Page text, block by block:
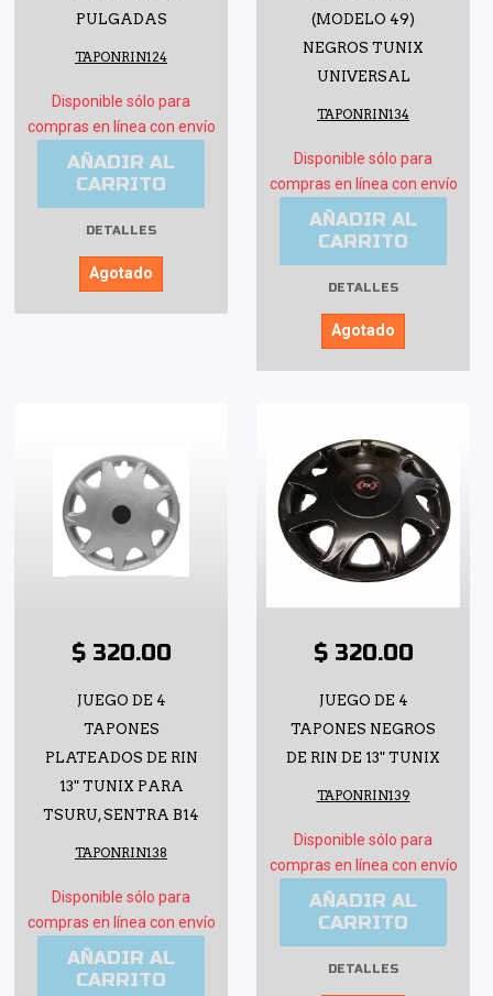
PULGADAS
TAPONRIN124
Disponible sólo para
compras en línea con envío
AÑADIR AL
CARRITO
DETALLES
Agotado
(MODELO 49)
NEGROS TUNIX
UNIVERSAL
TAPONRIN134
Disponible sólo para
compras en línea con envío
AÑADIR AL
CARRITO
DETALLES
Agotado
$ 320.00
JUEGO DE 4
TAPONES
PLATEADOS DE RIN
13" TUNIX PARA
TSURU, SENTRA B14
TAPONRIN138
Disponible sólo para
compras en línea con envío
AÑADIR AL
CARRITO
$ 320.00
JUEGO DE 4
TAPONES NEGROS
DE RIN DE 13" TUNIX
TAPONRIN139
Disponible sólo para
compras en línea con envío
AÑADIR AL
CARRITO
DETALLES